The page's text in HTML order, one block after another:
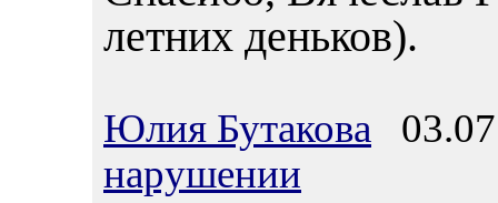
летних деньков).
Юлия Бутакова
нарушении